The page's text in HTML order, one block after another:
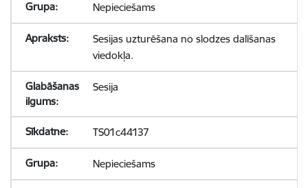
Nepieciešams
Sesijas uzturēšana no slodzes dalīšanas
viedokļa.
Sesija
TS01c44137
Nepieciešams